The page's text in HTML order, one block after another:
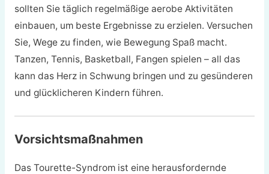
sollten Sie täglich regelmäßige aerobe Aktivitäten
einbauen, um beste Ergebnisse zu erzielen. Versuchen
Sie, Wege zu finden, wie Bewegung Spaß macht.
Tanzen, Tennis, Basketball, Fangen spielen – all das
kann das Herz in Schwung bringen und zu gesünderen
und glücklicheren Kindern führen.
Vorsichtsmaßnahmen
Das Tourette-Syndrom ist eine herausfordernde